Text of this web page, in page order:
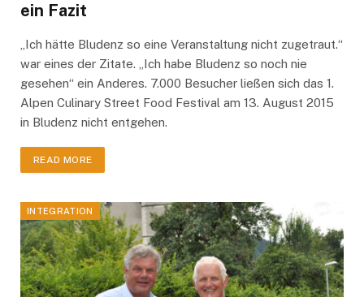
ein Fazit
„Ich hätte Bludenz so eine Veranstaltung nicht zugetraut.“
war eines der Zitate. „Ich habe Bludenz so noch nie
gesehen“ ein Anderes. 7.000 Besucher ließen sich das 1.
Alpen Culinary Street Food Festival am 13. August 2015
in Bludenz nicht entgehen.
READ MORE
INTEGRATION